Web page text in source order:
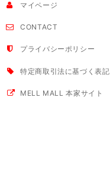
マイページ
CONTACT
プライバシーポリシー
特定商取引法に基づく表記
MELL MALL 本家サイト